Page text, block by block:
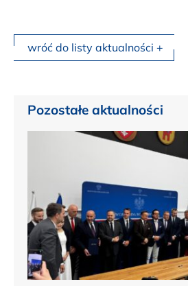
wróć do listy aktualności +
Pozostałe aktualności